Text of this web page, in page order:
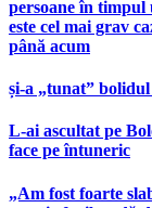
persoane în timpul
este cel mai grav
până acum
și-a „tunat”
L-ai ascultat pe
face pe întuneric
„Am fost foarte